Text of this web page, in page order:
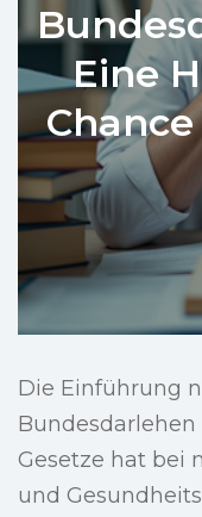
Eine
Die Einführung
Gesetze hat bei
und